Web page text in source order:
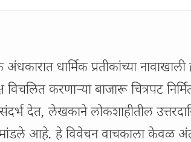
धार्मिक प्रतीकांच्या नावाखाली
करणाऱ्या बाजारू चित्रपट
संदर्भ देत, लेखकाने लोकशाहीतील
आहे. हे विवेचन वाचकाला केवळ